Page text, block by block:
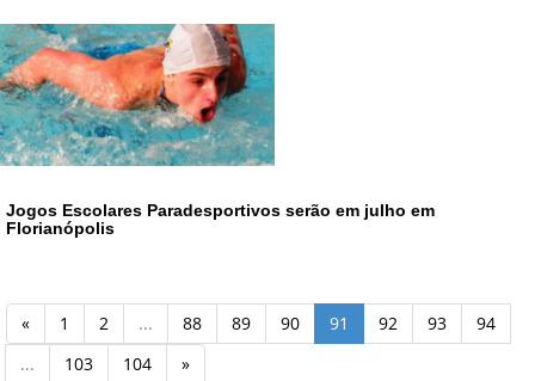
Jogos Escolares Paradesportivos serão em julho em
Florianópolis
« 1 2 ... 88 89 90 91 92 93
94
...
103 104 »